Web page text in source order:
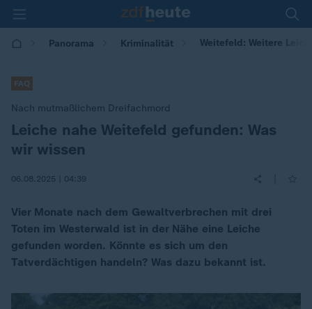
Panorama Kriminalität Weitefeld: Weitere
FAQ
Nach mutmaßlichem Dreifachmord
:Leiche nahe Weitefeld gefunden: Was
wir wissen
06.08.2025 | 04:39
Vier Monate nach dem Gewaltverbrechen mit drei
Toten im Westerwald ist in der Nähe eine Leiche
gefunden worden. Könnte es sich um den
Tatverdächtigen handeln? Was dazu bekannt ist.